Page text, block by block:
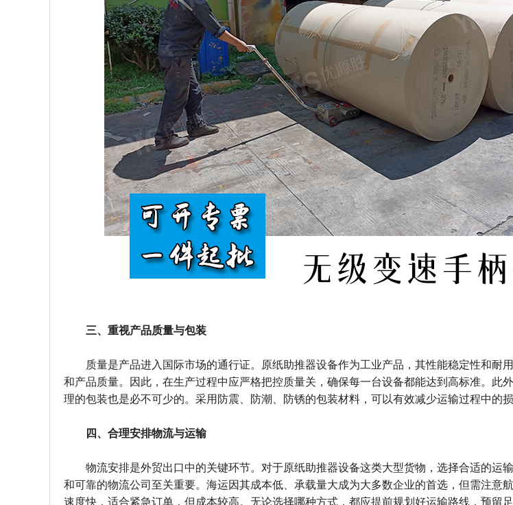
三、重视产品质量与包装
质量是产品进入国际市场的通行证。原纸助推器设备作为工业产品，其性能稳定性和耐
和产品质量。因此，在生产过程中应严格把控质量关，确保每一台设备都能达到高标准。此
理的包装也是必不可少的。采用防震、防潮、防锈的包装材料，可以有效减少运输过程中的损
四、合理安排物流与运输
物流安排是外贸出口中的关键环节。对于原纸助推器设备这类大型货物，选择合适的运
和可靠的物流公司至关重要。海运因其成本低、承载量大成为大多数企业的首选，但需注意
速度快，适合紧急订单，但成本较高。无论选择哪种方式，都应提前规划好运输路线，预留